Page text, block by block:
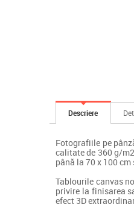
Descriere
Fotografiile pe
calitate de 360 g/
până la 70 x 100
Tablourile canvas
privire la finisarea
efect 3D